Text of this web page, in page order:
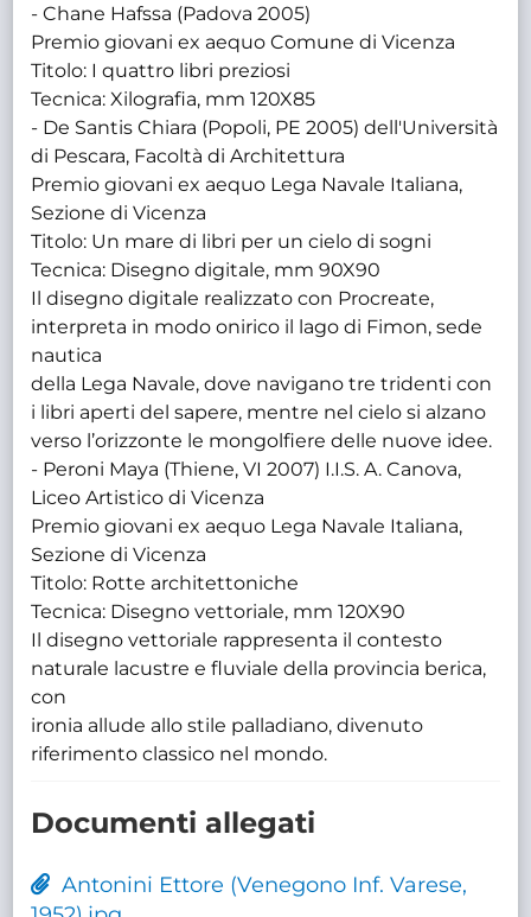
- Chane Hafssa (Padova 2005)
Premio giovani ex aequo Comune di Vicenza
Titolo: I quattro libri preziosi
Tecnica: Xilografia, mm 120X85
- De Santis Chiara (Popoli, PE 2005) dell'Università
di Pescara, Facoltà di Architettura
Premio giovani ex aequo Lega Navale Italiana,
Sezione di Vicenza
Titolo: Un mare di libri per un cielo di sogni
Tecnica: Disegno digitale, mm 90X90
Il disegno digitale realizzato con Procreate,
interpreta in modo onirico il lago di Fimon, sede
nautica
della Lega Navale, dove navigano tre tridenti con
i libri aperti del sapere, mentre nel cielo si alzano
verso l’orizzonte le mongolfiere delle nuove idee.
- Peroni Maya (Thiene, VI 2007) I.I.S. A. Canova,
Liceo Artistico di Vicenza
Premio giovani ex aequo Lega Navale Italiana,
Sezione di Vicenza
Titolo: Rotte architettoniche
Tecnica: Disegno vettoriale, mm 120X90
Il disegno vettoriale rappresenta il contesto
naturale lacustre e fluviale della provincia berica,
con
ironia allude allo stile palladiano, divenuto
riferimento classico nel mondo.
Documenti allegati
Antonini Ettore (Venegono Inf. Varese,